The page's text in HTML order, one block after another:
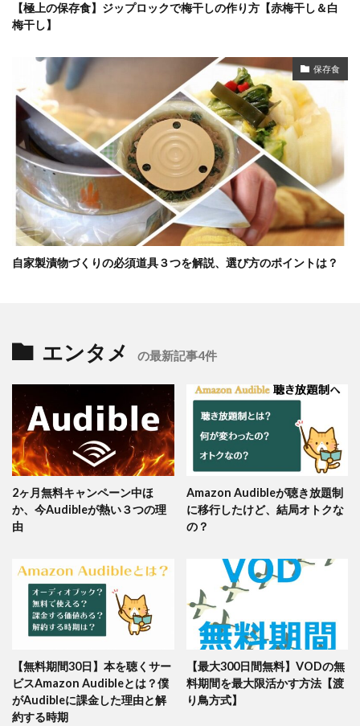
【極上の保存食】ジップロックで梅干しの作り方【赤梅干し＆白
梅干し】
保存食
自家製漬物づくりの必須道具３つを解説、選び方のポイントは？
エンタメ の最新記事4件
2ヶ月無料キャンペーン中ほ
か、今Audibleが熱い３つの理
由
Amazon Audibleが聴き放題制
に移行したけど、結局オトクな
の？
【無料期間30日】本を聴くサー
ビスAmazon Audibleとは？僕
がAudibleに課金した理由と解
約する時期
【最大300日間無料】VODの無
料期間を最大限活かす方法【渡
り鳥方式】